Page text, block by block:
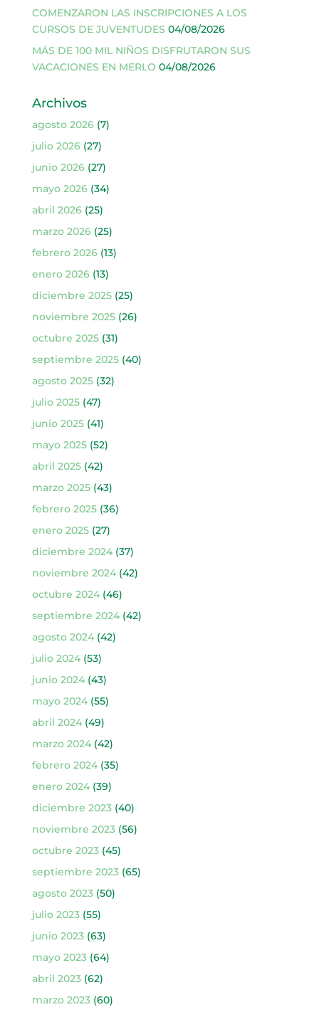
COMENZARON LAS INSCRIPCIONES A LOS
CURSOS DE JUVENTUDES 04/08/2026
MÁS DE 100 MIL NIÑOS DISFRUTARON SUS
VACACIONES EN MERLO 04/08/2026
Archivos
agosto 2026(7)
julio 2026(27)
junio 2026(27)
mayo 2026(34)
abril 2026(25)
marzo 2026(25)
febrero 2026(13)
enero 2026(13)
diciembre 2025(25)
noviembre 2025(26)
octubre 2025(31)
septiembre 2025(40)
agosto 2025(32)
julio 2025(47)
junio 2025(41)
mayo 2025(52)
abril 2025(42)
marzo 2025(43)
febrero 2025(36)
enero 2025(27)
diciembre 2024(37)
noviembre 2024(42)
octubre 2024(46)
septiembre 2024(42)
agosto 2024(42)
julio 2024(53)
junio 2024(43)
mayo 2024(55)
abril 2024(49)
marzo 2024(42)
febrero 2024(35)
enero 2024(39)
diciembre 2023(40)
noviembre 2023(56)
octubre 2023(45)
septiembre 2023(65)
agosto 2023(50)
julio 2023(55)
junio 2023(63)
mayo 2023(64)
abril 2023(62)
marzo 2023(60)